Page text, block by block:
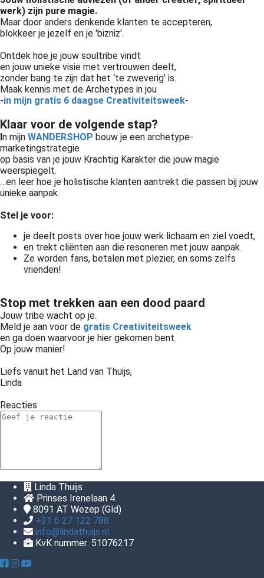
werk) zijn pure magie.
Maar door anders denkende klanten te accepteren,
blokkeer je jezelf en je 'bizniz'.
Ontdek hoe je jouw soultribe vindt
en jouw unieke visie met vertrouwen deelt,
zonder bang te zijn dat het ‘te zweverig’ is.
Maak kennis met de Archetypes in jou
-in mijn gratis 6 daagse Creativiteitsweek-
Klaar voor de volgende stap?
In mijn WANDERSHOP bouw je een archetype-
marketingstrategie
op basis van je jouw Krachtig Karakter die jouw magie
weerspiegelt.
…en leer hoe je holistische klanten aantrekt die passen bij jouw
unieke aanpak.
Stel je voor:
je deelt posts over hoe jouw werk lichaam en ziel voedt,
en trekt cliënten aan die resoneren met jouw aanpak.
Ze worden fans, betalen met plezier, en soms zelfs
vrienden!
Stop met trekken aan een dood paard
Jouw tribe wacht op je.
Meld je aan voor de gratis Creativiteitsweek
en ga doen waarvoor je hier gekomen bent.
Op jouw manier!
Liefs vanuit het Land van Thuijs,
Linda
Reacties
Linda Thuijs
Prinses Irenelaan 4
8091 AT Wezep (Gld)
+31 6 27 122 788
info@lindathuijs.nl
KvK nummer: 51076217